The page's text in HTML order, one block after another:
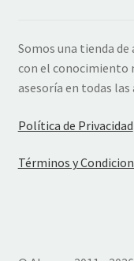
Somos una tienda
con el conocimiento
asesoría en todas las
Política de Privacidad
Términos y